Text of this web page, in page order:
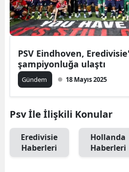
PSV Eindhoven,
şampiyonluğa ulaştı
Gündem 18 Mayıs 2025
Psv İle İlişkili Konular
Eredivisie
Haberleri
Hollanda
Haberleri